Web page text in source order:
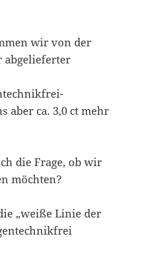
wir von der
abgelieferter
aber ca. 3,0 ct mehr
die Frage, ob wir
möchten?
„weiße Linie der